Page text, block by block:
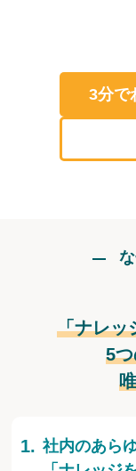
3分で
「ナレッ
5
社内のあら